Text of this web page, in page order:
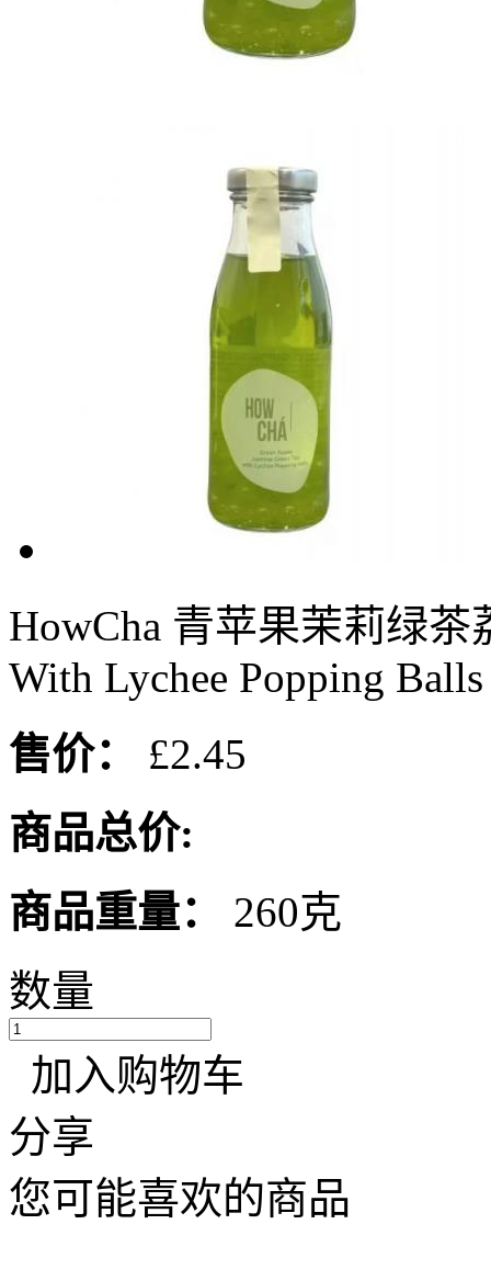
HowCha 青苹果茉莉绿
With Lychee Popping Balls
售价：
£2.45
商品总价:
商品重量：
260克
数量
加入购物车
分享
您可能喜欢的商品